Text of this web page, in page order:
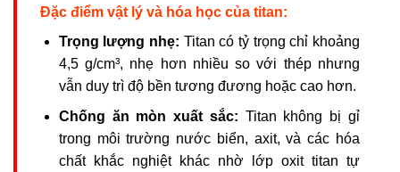
Đặc điểm vật lý và hóa học của titan:
Trọng lượng nhẹ: Titan có tỷ trọng chỉ khoảng
4,5 g/cm³, nhẹ hơn nhiều so với thép nhưng
vẫn duy trì độ bền tương đương hoặc cao hơn.
Chống ăn mòn xuất sắc: Titan không bị gỉ
trong môi trường nước biển, axit, và các hóa
chất khắc nghiệt khác nhờ lớp oxit titan tự